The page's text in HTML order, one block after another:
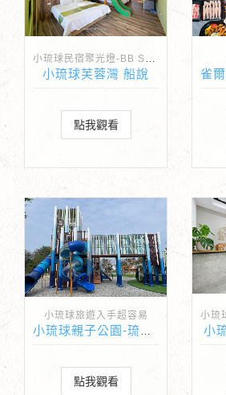
小琉球民宿聚光燈-BB Spotlight
小琉球芙蓉灣 船說
點我觀看
小琉球旅遊入手超容易
點我觀看
小